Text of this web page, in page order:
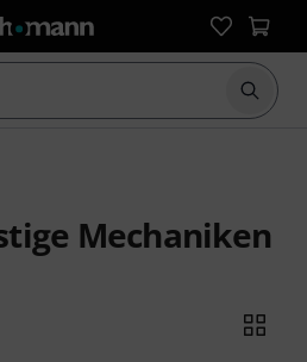
Suche
Mechaniken